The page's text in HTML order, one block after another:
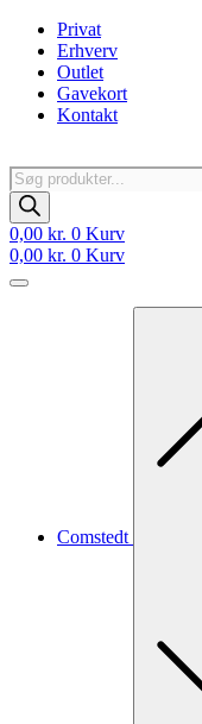
Videre
indhold
Privat
Erhverv
Outlet
Gavekort
Kontakt
Products
search
0,00 kr. 0 Kurv
0,00 kr. 0 Kurv
Comstedt